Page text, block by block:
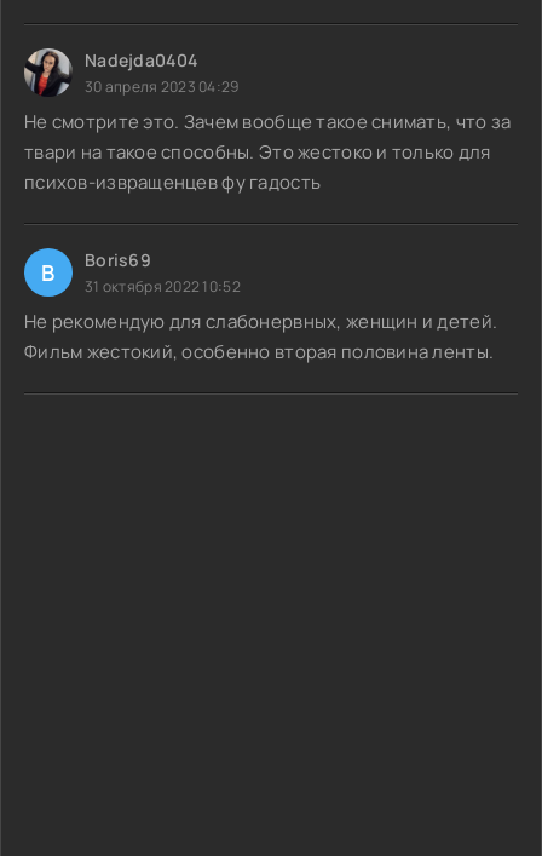
Nadejda0404
30 апреля 2023 04:29
Не смотрите это. Зачем вообще такое снимать, что за
твари на такое способны. Это жестоко и только для
психов-извращенцев фу гадость
B Boris69
31 октября 2022 10:52
Не рекомендую для слабонервных, женщин и детей.
Фильм жестокий, особенно вторая половина ленты.